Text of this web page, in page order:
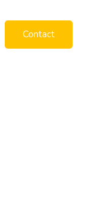
Contact